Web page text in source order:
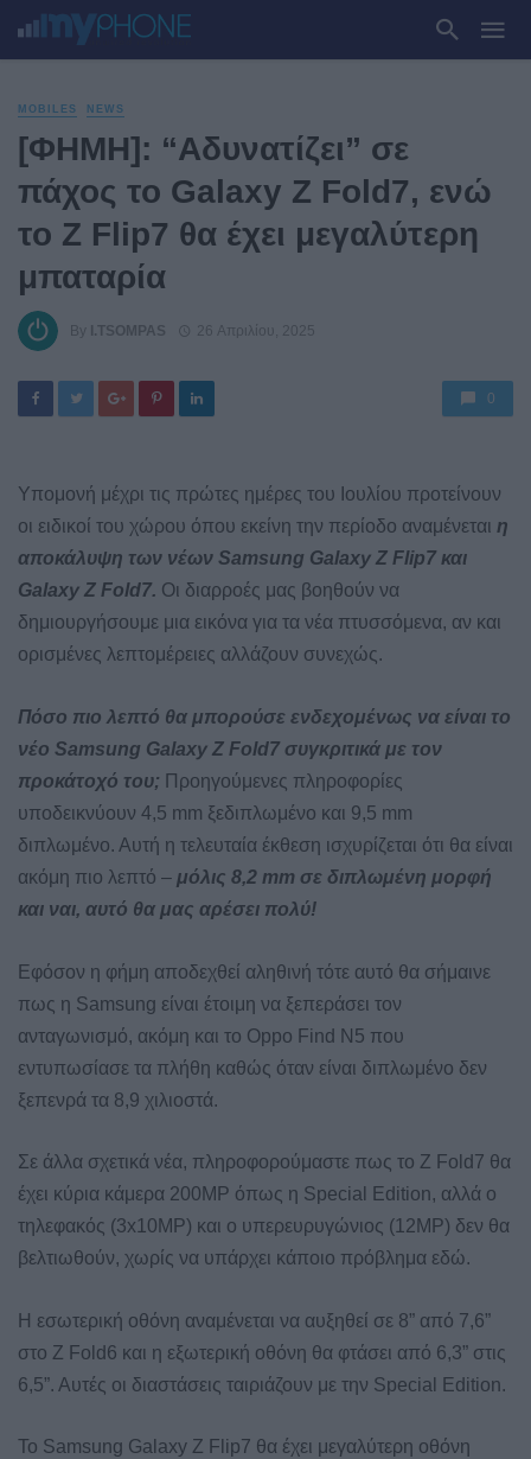
MOBILES NEWS
[ΦΗΜΗ]: “Αδυνατίζει” σε
πάχος το Galaxy Z Fold7, ενώ
το Z Flip7 θα έχει μεγαλύτερη
μπαταρία
By I.TSOMPAS 26 Απριλίου, 2025
0
Υπομονή μέχρι τις πρώτες ημέρες του Ιουλίου προτείνουν
οι ειδικοί του χώρου όπου εκείνη την περίοδο αναμένεται η
αποκάλυψη των νέων Samsung Galaxy Z Flip7 και
Galaxy Z Fold7. Οι διαρροές μας βοηθούν να
δημιουργήσουμε μια εικόνα για τα νέα πτυσσόμενα, αν και
ορισμένες λεπτομέρειες αλλάζουν συνεχώς.
Πόσο πιο λεπτό θα μπορούσε ενδεχομένως να είναι το
νέο Samsung Galaxy Z Fold7 συγκριτικά με τον
προκάτοχό του; Προηγούμενες πληροφορίες
υποδεικνύουν 4,5 mm ξεδιπλωμένο και 9,5 mm
διπλωμένο. Αυτή η τελευταία έκθεση ισχυρίζεται ότι θα είναι
ακόμη πιο λεπτό – μόλις 8,2 mm σε διπλωμένη μορφή
και ναι, αυτό θα μας αρέσει πολύ!
Εφόσον η φήμη αποδεχθεί αληθινή τότε αυτό θα σήμαινε
πως η Samsung είναι έτοιμη να ξεπεράσει τον
ανταγωνισμό, ακόμη και το Oppo Find N5 που
εντυπωσίασε τα πλήθη καθώς όταν είναι διπλωμένο δεν
ξεπενρά τα 8,9 χιλιοστά.
Σε άλλα σχετικά νέα, πληροφορούμαστε πως το Z Fold7 θα
έχει κύρια κάμερα 200MP όπως η Special Edition, αλλά ο
τηλεφακός (3x10MP) και ο υπερευρυγώνιος (12MP) δεν θα
βελτιωθούν, χωρίς να υπάρχει κάποιο πρόβλημα εδώ.
Η εσωτερική οθόνη αναμένεται να αυξηθεί σε 8” από 7,6”
στο Z Fold6 και η εξωτερική οθόνη θα φτάσει από 6,3” στις
6,5”. Αυτές οι διαστάσεις ταιριάζουν με την Special Edition.
Το Samsung Galaxy Z Flip7 θα έχει μεγαλύτερη οθόνη